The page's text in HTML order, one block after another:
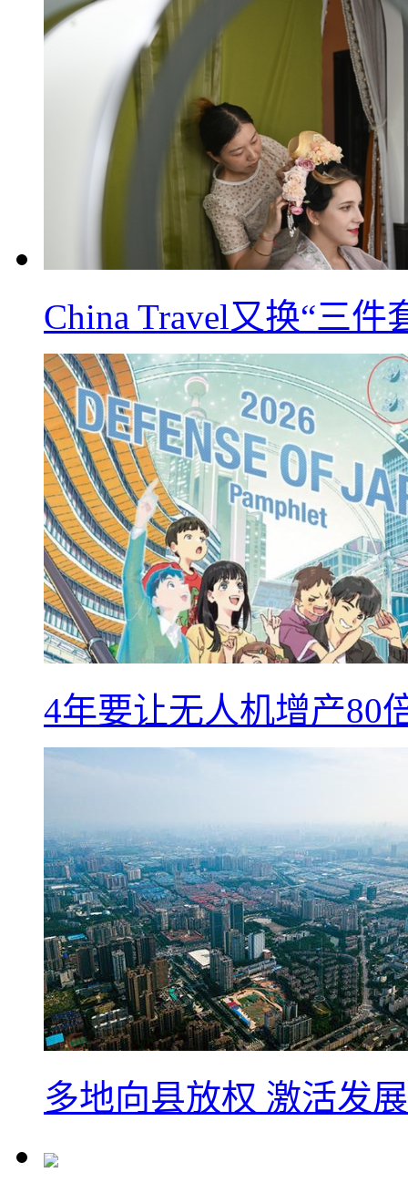
China Travel又换“三
4年要让无人机增产80
多地向县放权 激活发